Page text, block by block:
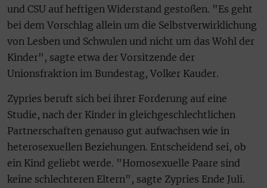
und CSU auf heftigen Widerstand gestoßen. "Es geht
bei dem Vorschlag allein um die Selbstverwirklichung
von Lesben und Schwulen und nicht um das Wohl der
Kinder", sagte etwa der Vorsitzende der
Unionsfraktion im Bundestag, Volker Kauder.
Zypries beruft sich bei ihrer Forderung auf eine
Studie, nach der Kinder in gleichgeschlechtlichen
Partnerschaften genauso gut aufwachsen wie in
heterosexuellen Beziehungen. Entscheidend sei, ob
ein Kind geliebt werde. "Homosexuelle Paare sind
keine schlechteren Eltern", sagte Zypries Ende Juli.